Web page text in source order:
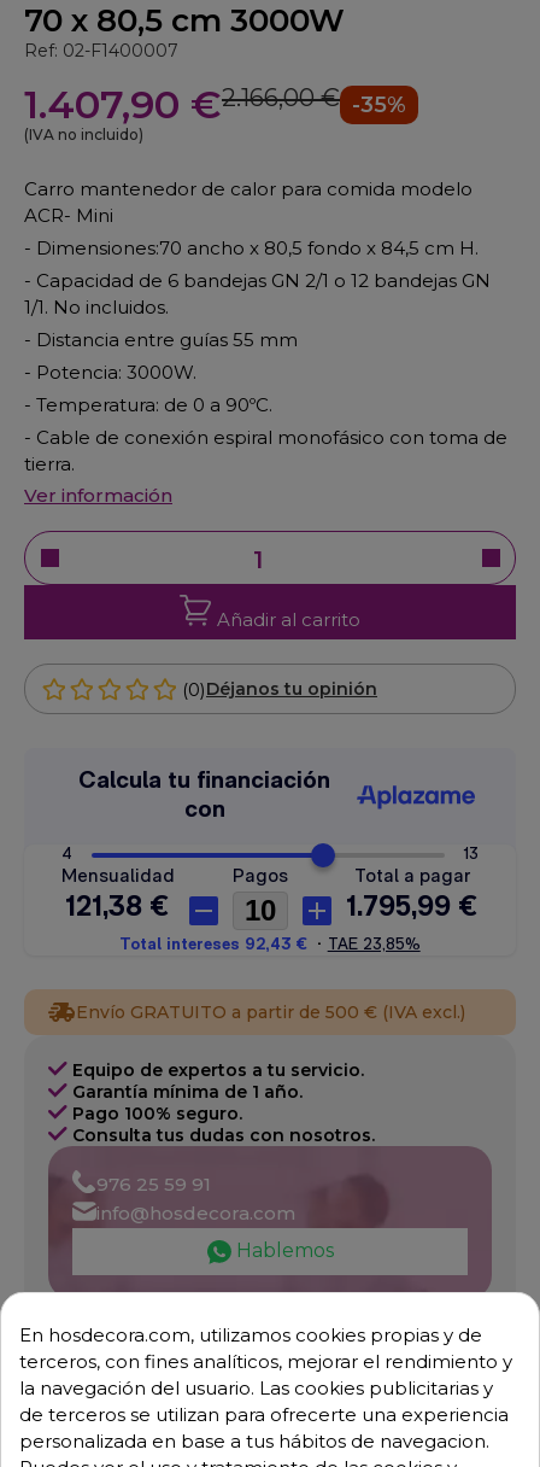
70 x 80,5 cm 3000W
Ref: 02-F1400007
1.407,90 €2.166,00 € -35%
(IVA no incluido)
Carro mantenedor de calor para comida modelo
ACR- Mini
- Dimensiones:70 ancho x 80,5 fondo x 84,5 cm H.
- Capacidad de 6 bandejas GN 2/1 o 12 bandejas GN
1/1. No incluidos.
- Distancia entre guías 55 mm
- Potencia: 3000W.
- Temperatura: de 0 a 90ºC.
- Cable de conexión espiral monofásico con toma de
tierra.
Ver información
Añadir al carrito
(0)Déjanos tu opinión
Envío GRATUITO a partir de 500 € (IVA excl.)
Equipo de expertos a tu servicio.
Garantía mínima de 1 año.
Pago 100% seguro.
Consulta tus dudas con nosotros.
976 25 59 91
info@hosdecora.com
Hablemos
Pide tu presupuesto
En hosdecora.com, utilizamos cookies propias y de
terceros, con fines analíticos, mejorar el rendimiento y
la navegación del usuario. Las cookies publicitarias y
de terceros se utilizan para ofrecerte una experiencia
personalizada en base a tus hábitos de navegacion.